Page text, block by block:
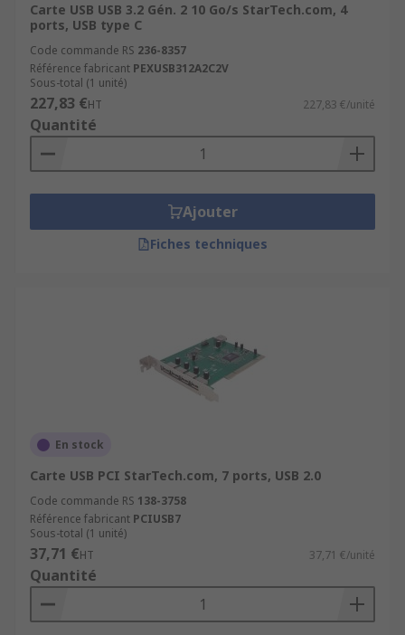
Carte USB USB 3.2 Gén. 2 10 Go/s StarTech.com, 4
ports, USB type C
Code commande RS 236-8357
Référence fabricant PEXUSB312A2C2V
Sous-total (1 unité)
227,83 €HT 227,83 €/unité
Quantité
Ajouter
Fiches techniques
En stock
Carte USB PCI StarTech.com, 7 ports, USB 2.0
Code commande RS 138-3758
Référence fabricant PCIUSB7
Sous-total (1 unité)
37,71 €HT 37,71 €/unité
Quantité